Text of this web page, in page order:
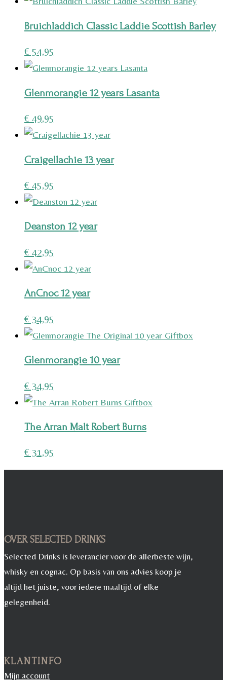
Bruichladdich Classic Laddie Scottish Barley
€ 54,95
Glenmorangie 12 years Lasanta
€ 49,95
Craigellachie 13 year
€ 45,95
Deanston 12 year
€ 42,95
AnCnoc 12 year
€ 34,95
Glenmorangie 10 year
€ 34,95
The Arran Malt Robert Burns
€ 31,95
OVER SELECTED DRINKS
Selected Drinks is leverancier voor de allerbeste wijn,
whisky en cognac. Op basis van ons advies koop je
altijd het juiste, voor iedere maaltijd of elke
gelegenheid.
KLANTINFO
Mijn account